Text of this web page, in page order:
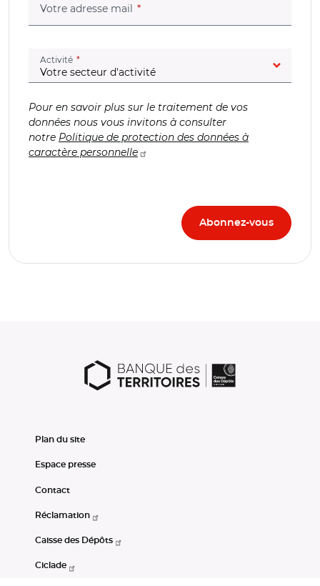
Votre adresse mail (champ obligatoire)
Activité (champ obligatoire)
Pour en savoir plus sur le traitement de vos
données nous vous invitons à consulter
notre Politique de protection des données à
caractère personnelle
Plan du site
Espace presse
Contact
Réclamation
Caisse des Dépôts
Ciclade